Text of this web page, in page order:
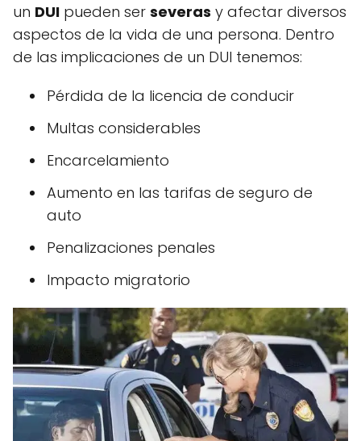
un DUI pueden ser severas y afectar diversos
aspectos de la vida de una persona. Dentro
de las implicaciones de un DUI tenemos:
Pérdida de la licencia de conducir
Multas considerables
Encarcelamiento
Aumento en las tarifas de seguro de
auto
Penalizaciones penales
Impacto migratorio